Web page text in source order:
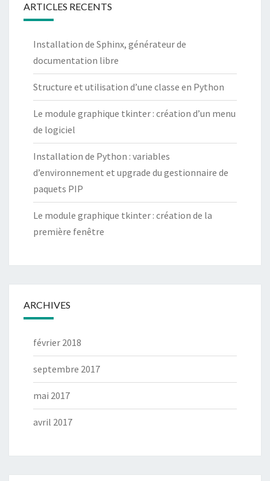
ARTICLES RECENTS
Installation de Sphinx, générateur de
documentation libre
Structure et utilisation d’une classe en Python
Le module graphique tkinter : création d’un menu
de logiciel
Installation de Python : variables
d’environnement et upgrade du gestionnaire de
paquets PIP
Le module graphique tkinter : création de la
première fenêtre
ARCHIVES
février 2018
septembre 2017
mai 2017
avril 2017